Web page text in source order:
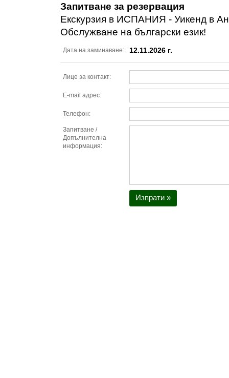
Запитване за резервация
Екскурзия в ИСПАНИЯ - Уикенд в
Обслужване на български език!
Дата на заминаване: 12.11.2026 г.
Лице за контакт:
E-mail адрес:
Телефон:
Запитване /
Допълнителна
информация:
Изпрати »